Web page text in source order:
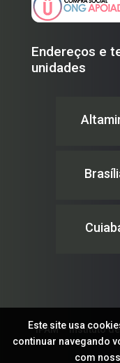
Endereços e
unidades
IPAM – Instituto
Este site usa
continuar navegando
com